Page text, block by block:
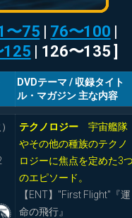
〜75 | 76〜100 |
125 | 126〜135 ]
DVDテーマ / 収録タイト
ル・マガジン 主な内容
テクノロジー 宇宙艦隊
やその他の種族のテクノ
ロジーに焦点を定めた3
のエピソード。
【ENT】"First Flight"『運
命の飛行』